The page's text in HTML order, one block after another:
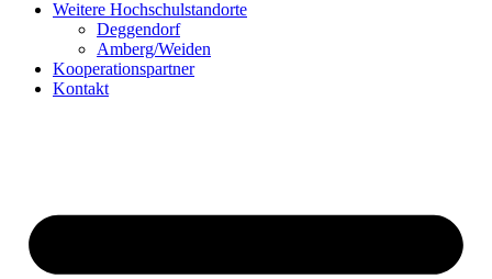
Weitere Hochschulstandorte
Deggendorf
Amberg/Weiden
Kooperationspartner
Kontakt